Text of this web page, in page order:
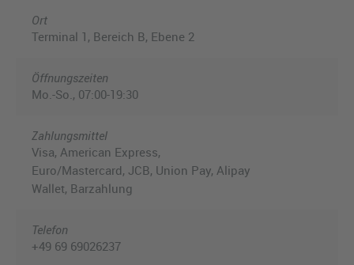
Ort
Terminal 1, Bereich B, Ebene 2
Öffnungszeiten
Mo.-So., 07:00-19:30
Zahlungsmittel
Visa, American Express,
Euro/Mastercard, JCB, Union Pay, Alipay
Wallet, Barzahlung
Telefon
+49 69 69026237